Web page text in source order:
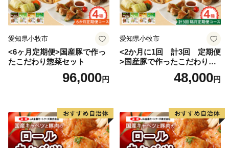
愛知県小牧市
<6ヶ月定期便>国産豚で作っ
たこだわり惣菜セット
96,000円
愛知県小牧市
<2か月に1回 計3回 定期便
>国産豚で作ったこだわり惣
48,000円